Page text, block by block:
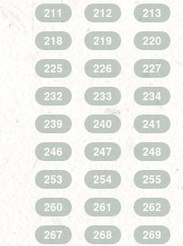
211
212 213
218
219 220
225
226 227
232
233 234
239
240 241
246
247 248
253
254 255
260
261 262
267
268 269